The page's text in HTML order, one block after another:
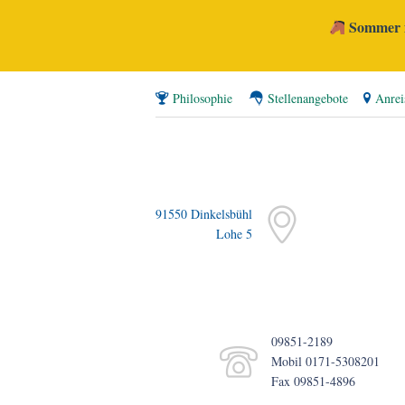
Philosophie Stellenangebote
91550 Dinkelsbühl
Lohe 5
09851-2189
Mobil 0171-5308201
Fax 09851-4896